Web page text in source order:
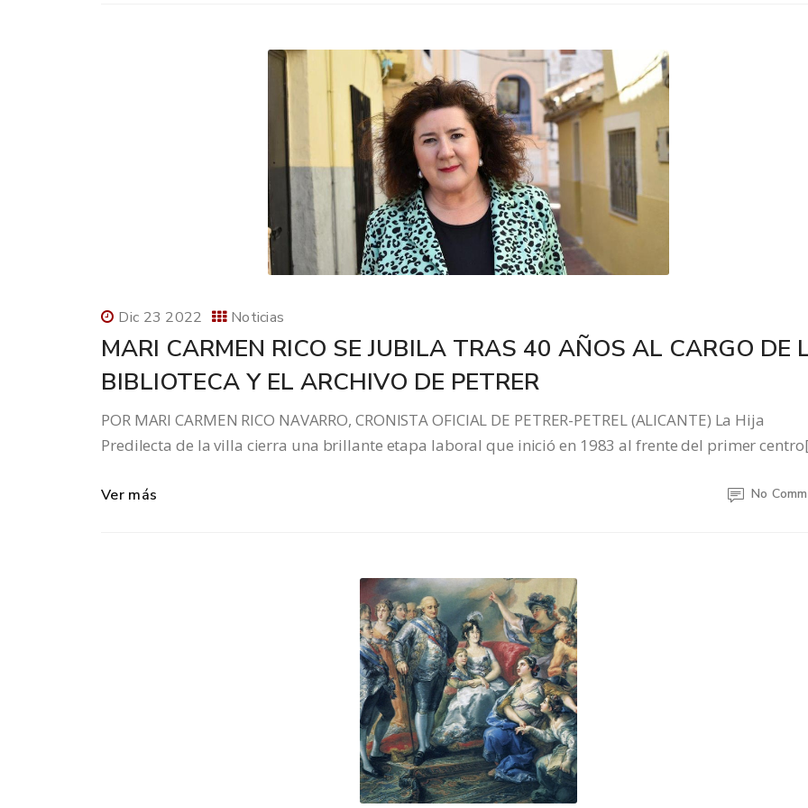
Dic 23 2022 Noticias
MARI CARMEN RICO SE JUBILA TRAS 40 AÑOS AL CARGO DE
BIBLIOTECA Y EL ARCHIVO DE PETRER
POR MARI CARMEN RICO NAVARRO, CRONISTA OFICIAL DE PETRER-PETREL (ALICANTE) La Hija
Predilecta de la villa cierra una brillante etapa laboral que inició en 1983 al frente del primer
Ver más No